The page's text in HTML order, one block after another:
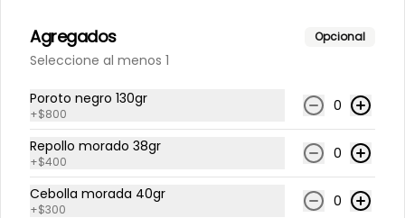
Warm Bowls 🥣
Chips de pescado
rúcula, cilantro, cubitos salmón a la
plancha 125gr, tika, aderezo verde,
medio limón.
Agregados Opcional
Seleccione al menos 1
Poroto negro 130gr
+$800 0
Repollo morado 38gr
+$400 0
Cebolla morada 40gr
+$300 0